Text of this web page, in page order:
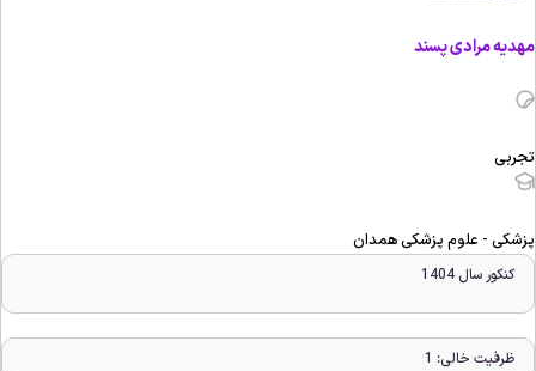
مرادی پسند
- علوم پزشکی همدان
کنکور سال 1404
ظرفیت خالی: 1